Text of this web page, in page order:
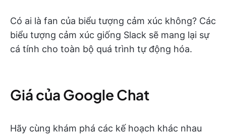
Có ai là fan của biểu tượng cảm xúc không? Các
biểu tượng cảm xúc giống Slack sẽ mang lại sự
cá tính cho toàn bộ quá trình tự động hóa.
Giá của Google Chat
Hãy cùng khám phá các kế hoạch khác nhau